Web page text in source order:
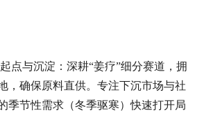
点与沉淀：深耕“姜疗”细分赛道，拥
，确保原料直供。专注下沉市场与社
季节性需求（冬季驱寒）快速打开局